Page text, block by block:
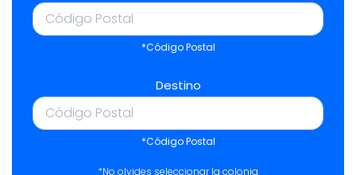
*Código Postal
Destino
*Código Postal
*No olvides seleccionar la colonia